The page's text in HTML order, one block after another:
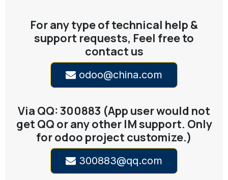
For any type of technical help &
support requests, Feel free to
contact us
odoo@china.com
Via QQ: 300883 (App user would not
get QQ or any other IM support. Only
for odoo project customize.)
300883@qq.com